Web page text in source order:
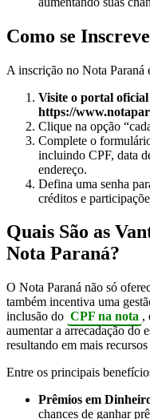
Como se
A inscrição no Nota Paraná
Visite o portal
https://
Clique na opção
Complete o
incluindo CPF, data
endereço.
Defina uma senha
créditos e
Quais São as
Nota Paraná?
O Nota Paraná não só
também incentiva uma
inclusão do CPF na nota ,
aumentar a arrecadação do
resultando em mais
Entre os principais
Prêmios em
chances de ganhar